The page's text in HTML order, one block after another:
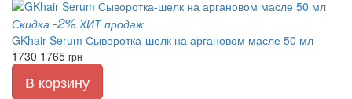
Скидка -2% ХИТ продаж
GKhair Serum Сыворотка-шелк на аргановом масле 50 мл
1730 1765 грн
В корзину